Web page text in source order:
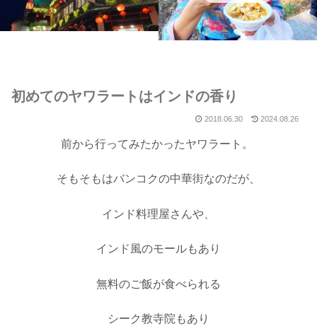
初めてのヤワラートはインドの香り
2018.06.30 2024.08.26
前から行ってみたかったヤワラート。
そもそもはバンコクの中華街なのだが、
インド料理屋さんや、
インド風のモールもあり
無料のご飯が食べられる
シーク教寺院もあり